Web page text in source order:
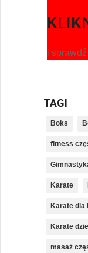
i
TAGI
Boks
fitness
Karate
Karate dla
Karate
masaż